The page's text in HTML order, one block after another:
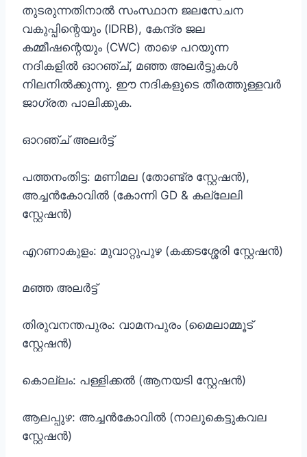
തുടരുന്നതിനാൽ സംസ്ഥാന ജലസേചന
വകുപ്പിന്റെയും (IDRB), കേന്ദ്ര ജല
കമ്മീഷന്റെയും (CWC) താഴെ പറയുന്ന
നദികളിൽ ഓറഞ്ച്, മഞ്ഞ അലർട്ടുകൾ
നിലനിൽക്കുന്നു. ഈ നദികളുടെ തീരത്തുള്ളവർ
ജാഗ്രത പാലിക്കുക.
ഓറഞ്ച് അലർട്ട്
പത്തനംതിട്ട: മണിമല (തോണ്ട്ര സ്റ്റേഷൻ),
അച്ചൻകോവിൽ (കോന്നി GD & കല്ലേലി
സ്റ്റേഷൻ)
എറണാകുളം: മുവാറ്റുപുഴ (കക്കടശ്ശേരി സ്റ്റേഷൻ)
മഞ്ഞ അലർട്ട്
തിരുവനന്തപുരം: വാമനപുരം (മൈലാമ്മൂട്
സ്റ്റേഷൻ)
കൊല്ലം: പള്ളിക്കൽ (ആനയടി സ്റ്റേഷൻ)
ആലപ്പുഴ: അച്ചൻകോവിൽ (നാലുകെട്ടുകവല
സ്റ്റേഷൻ)